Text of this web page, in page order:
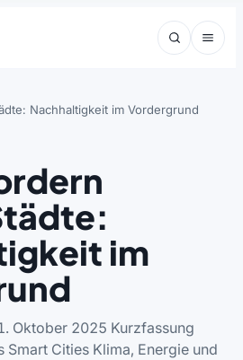
Nachhaltigkeit im Vordergrund
im
Oktober 2025 Kurzfassung
Smart Cities Klima, Energie und